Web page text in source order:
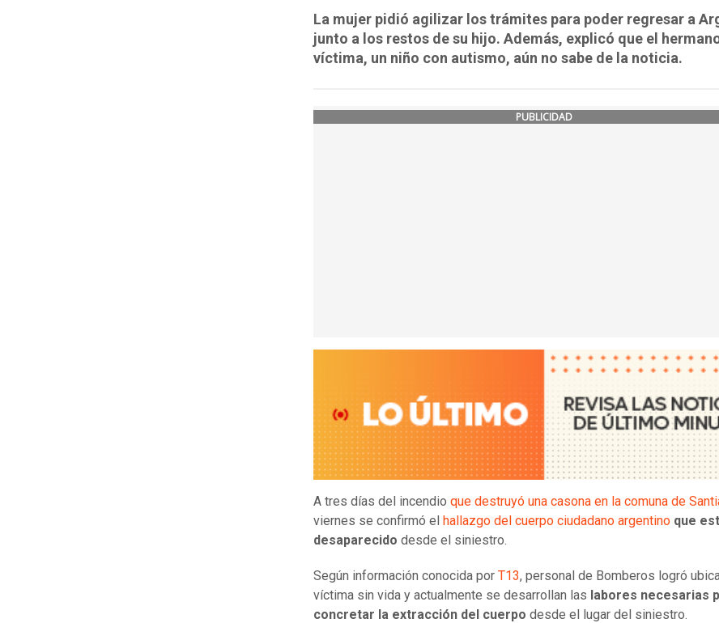
La mujer pidió agilizar los trámites para poder regresar a
junto a los restos de su hijo. Además, explicó que el
víctima, un niño con autismo, aún no sabe de la noticia.
PUBLICIDAD
A tres días del incendio que destruyó una casona en la comuna de
viernes se confirmó el hallazgo del cuerpo ciudadano argentino que
desaparecido desde el siniestro.
Según información conocida por T13, personal de Bomberos logró
víctima sin vida y actualmente se desarrollan las labores necesarias
concretar la extracción del cuerpo desde el lugar del siniestro.